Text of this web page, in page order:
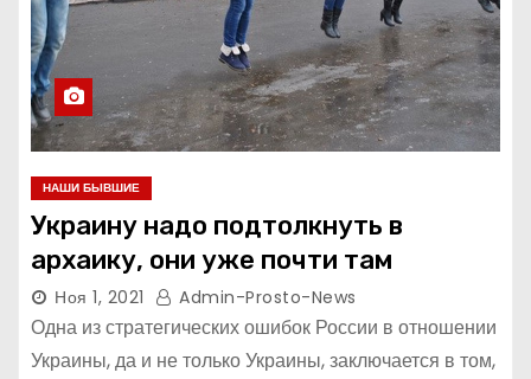
НАШИ БЫВШИЕ
Украину надо подтолкнуть в
архаику, они уже почти там
Ноя 1, 2021 Admin-Prosto-News
Одна из стратегических ошибок России в отношении
Украины, да и не только Украины, заключается в том,